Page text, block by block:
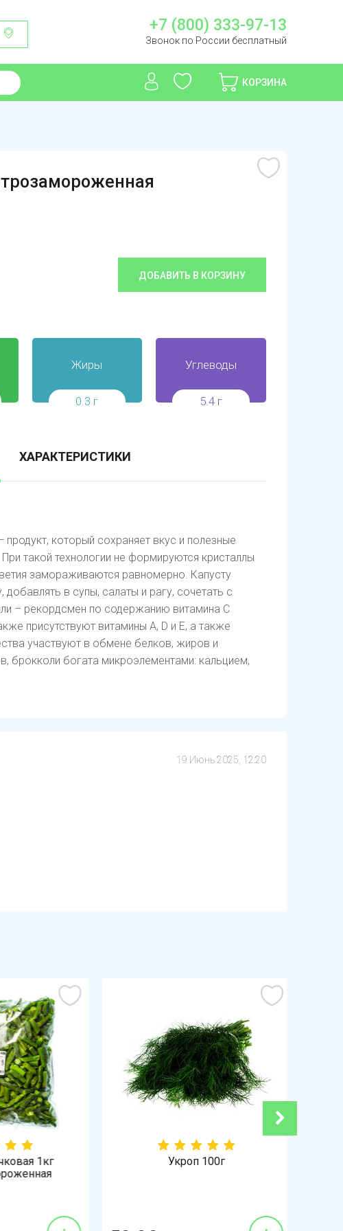
+7 (800) 333-97-13
Звонок по России бесплатный
КОРЗИНА
ДОБАВИТЬ В КОРЗИНУ
Жиры
0.3 г
Углеводы
5.4 г
ХАРАКТЕРИСТИКИ
который сохраняет вкус и полезные
такой технологии не формируются кристаллы
замораживаются равномерно. Капусту
в супы, салаты и рагу, сочетать с
– рекордсмен по содержанию витамина С
присутствуют витамины А, D и Е, а также
участвуют в обмене белков, жиров и
брокколи богата микроэлементами: кальцием,
19 Июнь 2025, 12:20
1кг
Укроп 100г